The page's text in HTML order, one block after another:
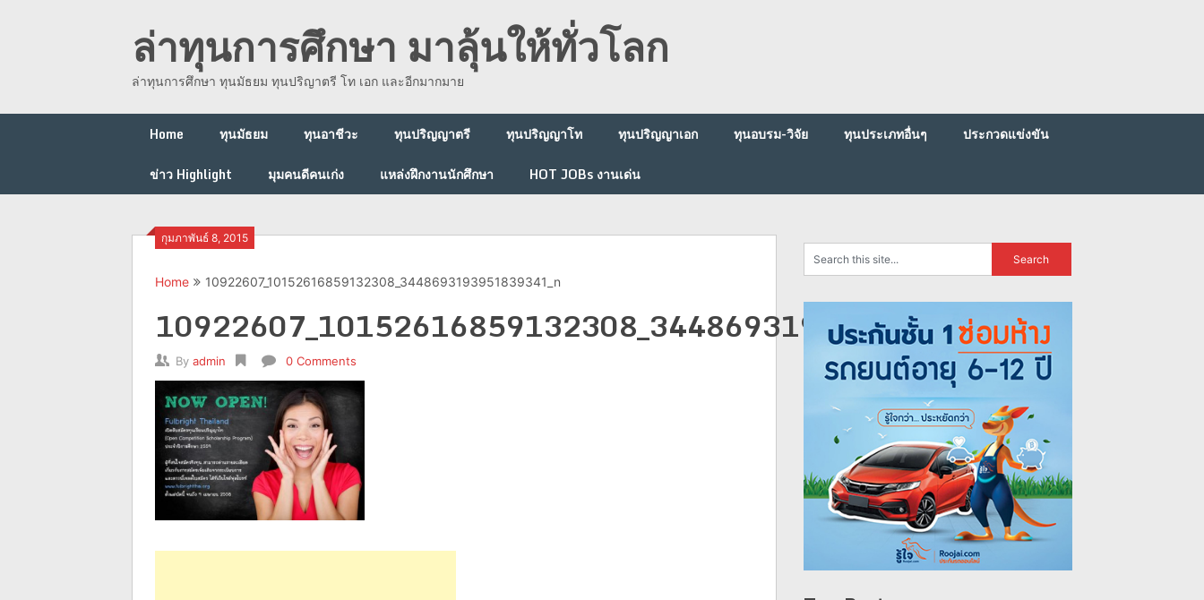
ล่าทุนการศึกษา มาลุ้นให้ทั่วโลก
ล่าทุนการศึกษา ทุนมัธยม ทุนปริญาตรี โท เอก และอีกมากมาย
Home ทุนมัธยม ทุนอาชีวะ ทุนปริญญาตรี ทุนปริญญาโท ทุนปริญญาเอก ทุนอบรม-วิจัย ทุนประเภทอื่นๆ
ประกวดแข่งขัน
ข่าว Highlight
มุมคนดีคนเก่ง แหล่งฝึกงานนักศึกษา HOT JOBs งานเด่น
กุมภาพันธ์ 8, 2015
Home 10922607_10152616859132308_3448693193951839341_n
10922607_10152616859132308_3448693193951839341_n
By admin 0 Comments